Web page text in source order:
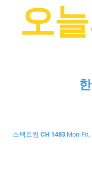
오
스팩트럼 CH 1483 Mon-Fri,